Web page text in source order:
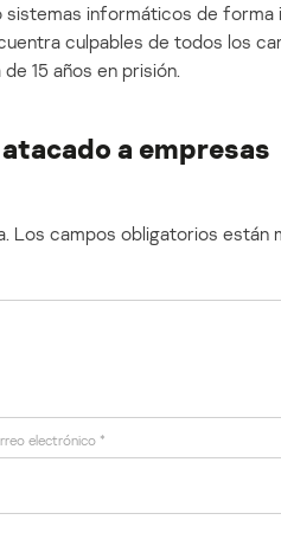
informáticos de forma
culpables de todos los
15 años en prisión.
a empresas
Los campos obligatorios están
electrónico *